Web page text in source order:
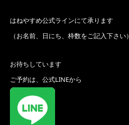
はねやすめ公式ラインにて承ります
（お名前、日にち、枠数をご記入下さい）
お待ちしています
ご予約は、公式LINEから